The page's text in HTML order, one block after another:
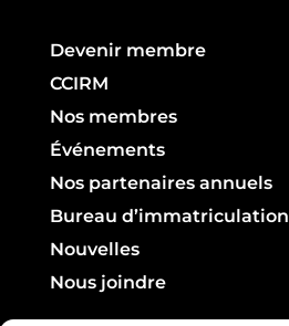
Devenir membre
CCIRM
Nos membres
Événements
Nos partenaires annuels
Bureau d’immatriculation
Nouvelles
Nous joindre